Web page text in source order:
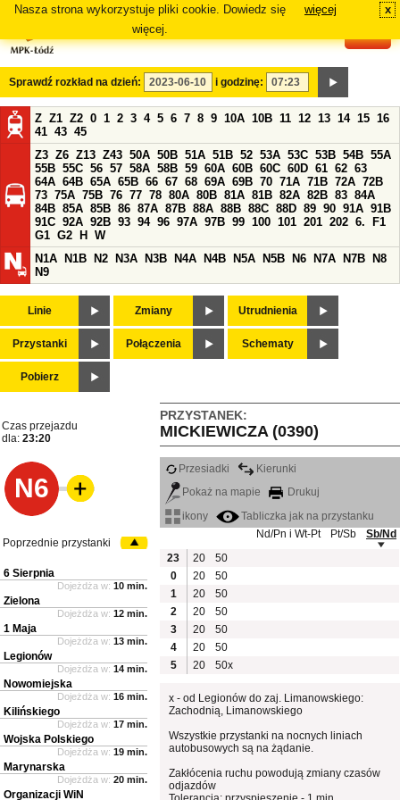
Nasza strona wykorzystuje pliki cookie. Dowiedz się
więcej.
więcej x
Sprawdź rozkład na dzień: i godzinę:
Z Z1 Z2 0 1 2 3 4 5 6 7 8 9 10A 10B 11 12 13 14 15 16
41 43 45
Z3 Z6 Z13 Z43 50A 50B 51A 51B 52 53A 53C 53B 54B 55A
55B 55C 56 57 58A 58B 59 60A 60B 60C 60D 61 62 63
64A 64B 65A 65B 66 67 68 69A 69B 70 71A 71B 72A 72B
73 75A 75B 76 77 78 80A 80B 81A 81B 82A 82B 83 84A
84B 85A 85B 86 87A 87B 88A 88B 88C 88D 89 90 91A 91B
91C 92A 92B 93 94 96 97A 97B 99 100 101 201 202 6.
F1
G1 G2 H
W
N1A
N1B N2 N3A N3B N4A N4B N5A N5B N6 N7A N7B
N8
N9
Linie Zmiany Utrudnienia
Przystanki Połączenia Schematy
Pobierz
PRZYSTANEK:
MICKIEWICZA (0390)
Czas przejazdu
dla: 23:20
N6
Przesiadki
Kierunki
Pokaż na mapie
Drukuj
ikony
Tabliczka jak na przystanku
Nd/Pn i Wt-Pt
Pt/Sb
Sb/Nd
23
20
50
0
20
50
1
20
50
2
20
50
3
20
50
4
20
50
5
20 50x
x - od Legionów do zaj. Limanowskiego:
Zachodnią, Limanowskiego
Wszystkie przystanki na nocnych liniach
autobusowych są na żądanie.
Zakłócenia ruchu powodują zmiany czasów
odjazdów
Poprzednie przystanki
6 Sierpnia
Dojeżdża w: 10 min.
Zielona
Dojeżdża w: 12 min.
1 Maja
Dojeżdża w: 13 min.
Legionów
Dojeżdża w: 14 min.
Nowomiejska
Dojeżdża w: 16 min.
Kilińskiego
Dojeżdża w: 17 min.
Wojska Polskiego
Dojeżdża w: 19 min.
Marynarska
Dojeżdża w: 20 min.
Organizacji WiN